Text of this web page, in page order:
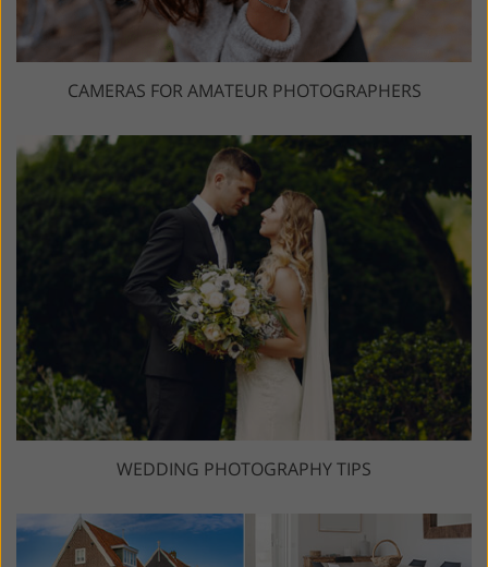
CAMERAS FOR AMATEUR PHOTOGRAPHERS
WEDDING PHOTOGRAPHY TIPS